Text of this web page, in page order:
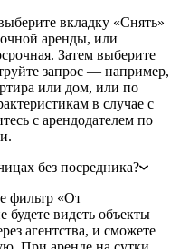
вкладку «Снять»
аренды, или
Затем выберите
запрос — например,
или дом, или по
в случае с
с арендодателем по
без посредника?
фильтр «От
будете видеть объекты
агентства, и сможете